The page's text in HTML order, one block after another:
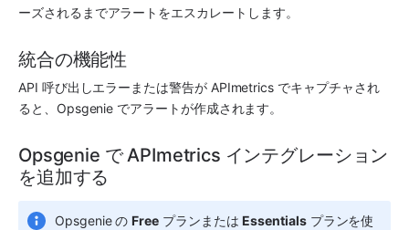
ーズされるまでアラートをエスカレートします。
統合の機能性
API 呼び出しエラーまたは警告が APImetrics でキャプチャされ
ると、 Opsgenie でアラートが作成されます。
Opsgenie で APImetrics インテグレーション
を追加する
Opsgenie の Free プランまたは Essentials プランを使